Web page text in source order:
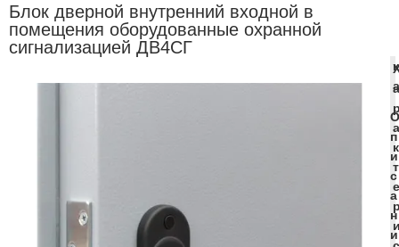
Блок дверной внутренний входной в
помещения оборудованные охранной
сигнализацией ДВ4СГ
а
а
к
т
е
к
а
О
п
и
с
а
н
и